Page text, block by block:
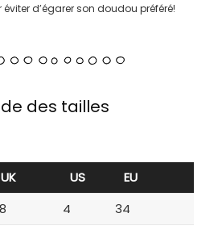
d’égarer son doudou préféré!
des tailles
UK US
EU
4
34